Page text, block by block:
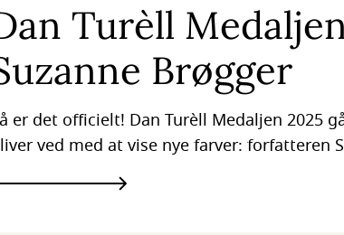
Turèll
Brøgger
er det officielt! Dan Turèll Medaljen 2025
ved med at vise nye farver: forfatteren